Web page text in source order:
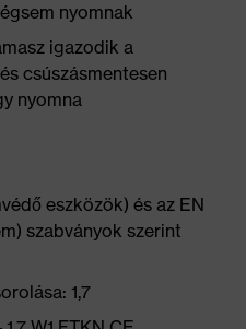
nyomnak
igazodik a
csúszásmentesen
nyomna
eszközök) és az EN
szabványok szerint
1,7